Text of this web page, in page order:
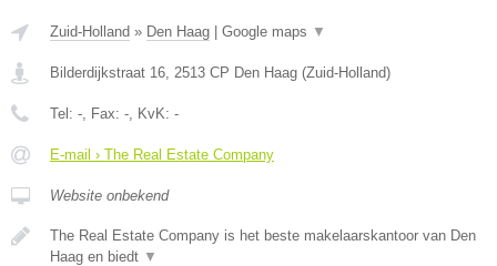
Zuid-Holland » Den Haag | Google maps ▼
Bilderdijkstraat 16 2513 CP Den Haag (Zuid-Holland)
Tel: - , Fax: - , KvK: -
E-mail › The Real Estate Company
Website onbekend
The Real Estate Company is het beste makelaarskantoor van Den
Haag en biedt ▼